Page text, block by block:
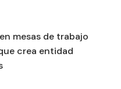
mesas de trabajo
crea entidad